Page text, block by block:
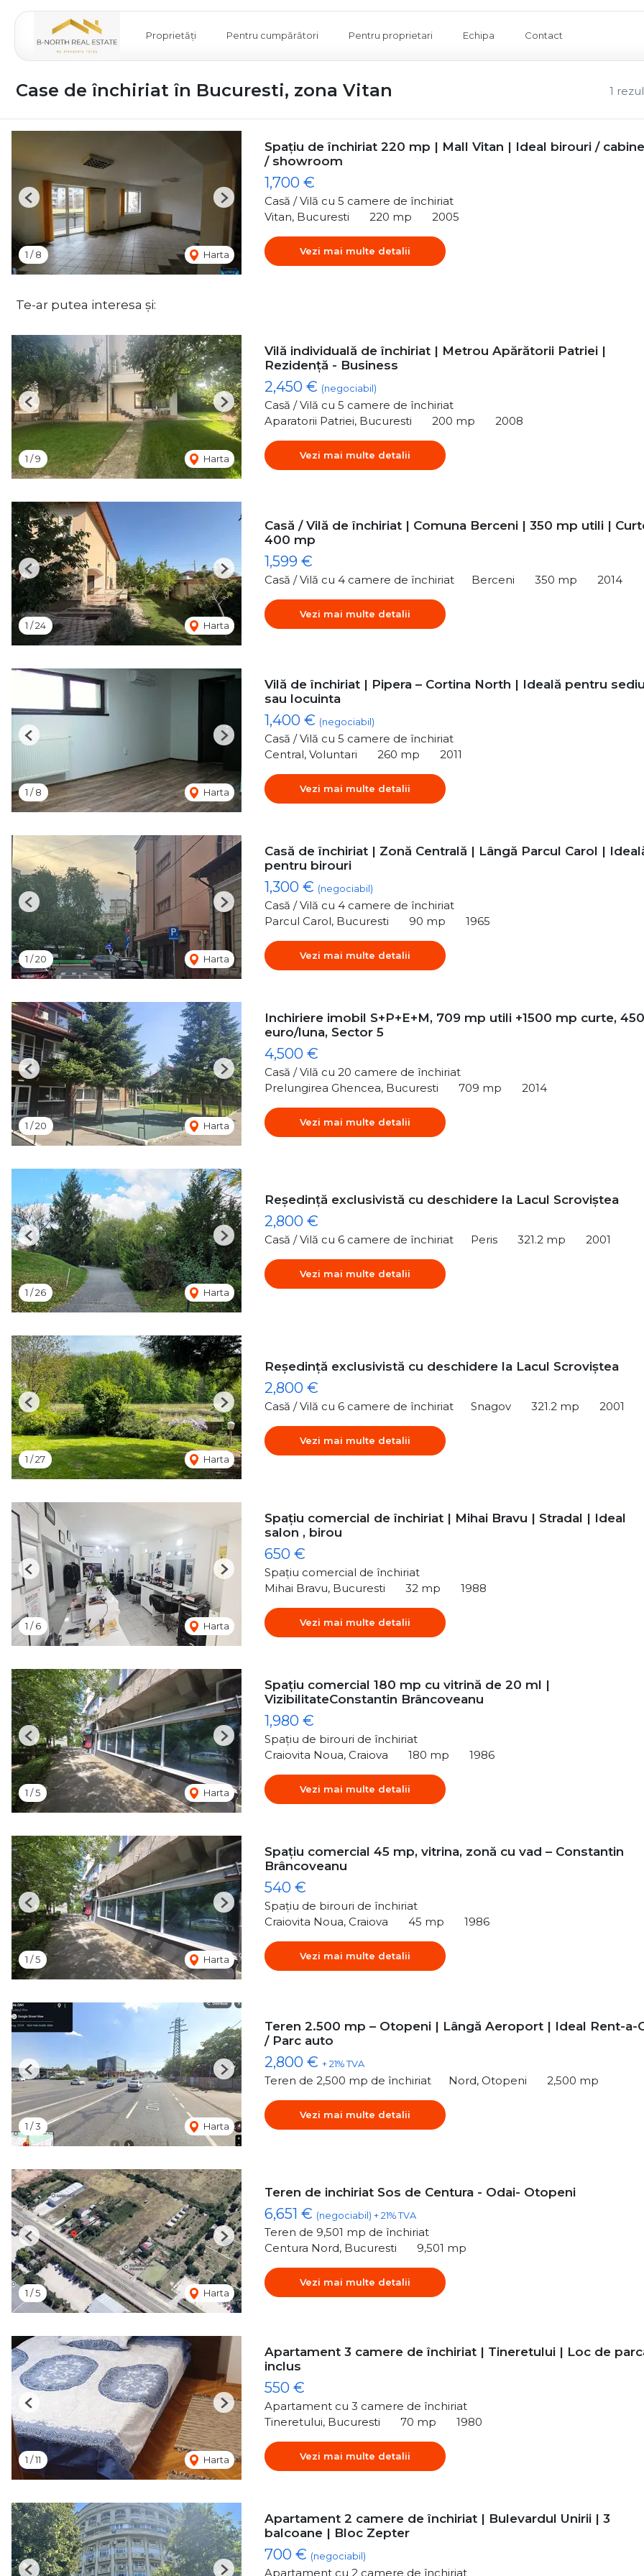
Proprietăți Pentru cumpărători Pentru proprietari Echipa Contact
1
Case de închiriat în Bucuresti, zona Vitan
1 /8 Harta
Previous Next
Spațiu de închiriat 220 mp | Mall Vitan | Ideal birouri /
/ showroom
1,700 €
Casă / Vilă cu 5 camere de închiriat
Vitan, Bucuresti
220 mp 2005
Vezi mai multe detalii
Te-ar putea interesa și:
1 /9 Harta
Previous Next
Vilă individuală de închiriat | Metrou Apărătorii Patriei |
Rezidență - Business
2,450 € (negociabil)
Casă / Vilă cu 5 camere de închiriat
Aparatorii Patriei, Bucuresti
200 mp 2008
Vezi mai multe detalii
1 /24 Harta
Previous Next
Casă / Vilă de închiriat | Comuna Berceni | 350 mp utili |
400 mp
1,599 €
Casă / Vilă cu 4 camere de închiriat Berceni 350 mp 2014
Vezi mai multe detalii
1 /8 Harta
Previous Next
Vilă de închiriat | Pipera – Cortina North | Ideală pentru
sau locuinta
1,400 € (negociabil)
Casă / Vilă cu 5 camere de închiriat
Central, Voluntari
260 mp 2011
Vezi mai multe detalii
1 /20 Harta
Previous Next
Casă de închiriat | Zonă Centrală | Lângă Parcul Carol |
pentru birouri
1,300 € (negociabil)
Casă / Vilă cu 4 camere de închiriat
Parcul Carol, Bucuresti
90 mp 1965
Vezi mai multe detalii
1 /20 Harta
Previous Next
Inchiriere imobil S+P+E+M, 709 mp utili +1500 mp curte,
euro/luna, Sector 5
4,500 €
Casă / Vilă cu 20 camere de închiriat
Prelungirea Ghencea, Bucuresti
709 mp 2014
Vezi mai multe detalii
1 /26 Harta
Previous Next
Reședință exclusivistă cu deschidere la Lacul Scroviștea
2,800 €
Casă / Vilă cu 6 camere de închiriat Peris 321.2 mp 2001
Vezi mai multe detalii
1 /27 Harta
Previous Next
Reședință exclusivistă cu deschidere la Lacul Scroviștea
2,800 €
Casă / Vilă cu 6 camere de închiriat Snagov 321.2 mp 2001
Vezi mai multe detalii
1 /6 Harta
Previous Next
Spațiu comercial de închiriat | Mihai Bravu | Stradal | Ideal
salon , birou
650 €
Spațiu comercial de închiriat
Mihai Bravu, Bucuresti
32 mp 1988
Vezi mai multe detalii
1 /5 Harta
Previous Next
Spațiu comercial 180 mp cu vitrină de 20 ml |
VizibilitateConstantin Brâncoveanu
1,980 €
Spațiu de birouri de închiriat
Craiovita Noua, Craiova
180 mp 1986
Vezi mai multe detalii
1 /5 Harta
Previous Next
Spațiu comercial 45 mp, vitrina, zonă cu vad – Constantin
Brâncoveanu
540 €
Spațiu de birouri de închiriat
Craiovita Noua, Craiova
45 mp 1986
Vezi mai multe detalii
1 /3 Harta
Previous Next
Teren 2.500 mp – Otopeni | Lângă Aeroport | Ideal Rent-a-
/ Parc auto
2,800 € + 21% TVA
Teren de 2,500 mp de închiriat Nord, Otopeni 2,500 mp
Vezi mai multe detalii
1 /5 Harta
Previous Next
Teren de inchiriat Sos de Centura - Odai- Otopeni
6,651 € (negociabil) + 21% TVA
Teren de 9,501 mp de închiriat
Centura Nord, Bucuresti
9,501 mp
Vezi mai multe detalii
1 /11 Harta
Previous Next
Apartament 3 camere de închiriat | Tineretului | Loc de
inclus
550 €
Apartament cu 3 camere de închiriat
Tineretului, Bucuresti
70 mp 1980
Vezi mai multe detalii
Apartament 2 camere de închiriat | Bulevardul Unirii | 3
balcoane | Bloc Zepter
700 € (negociabil)
Apartament cu 2 camere de închiriat